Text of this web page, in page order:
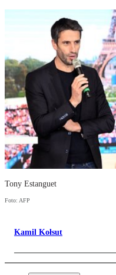
Tony Estanguet
Foto: AFP
Kamil Kołsut